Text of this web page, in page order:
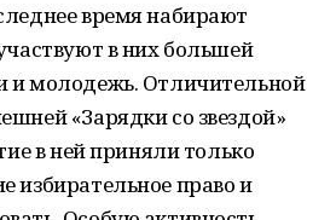
время набирают
в них большей
и молодежь. Отличительной
«Зарядки со звездой»
в ней приняли только
избирательное право и